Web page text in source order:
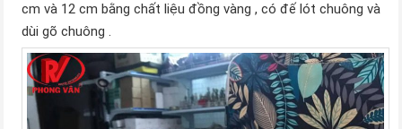
cm và 12 cm bằng chất liệu đồng vàng , có đế lót chuông và
dùi gõ chuông .